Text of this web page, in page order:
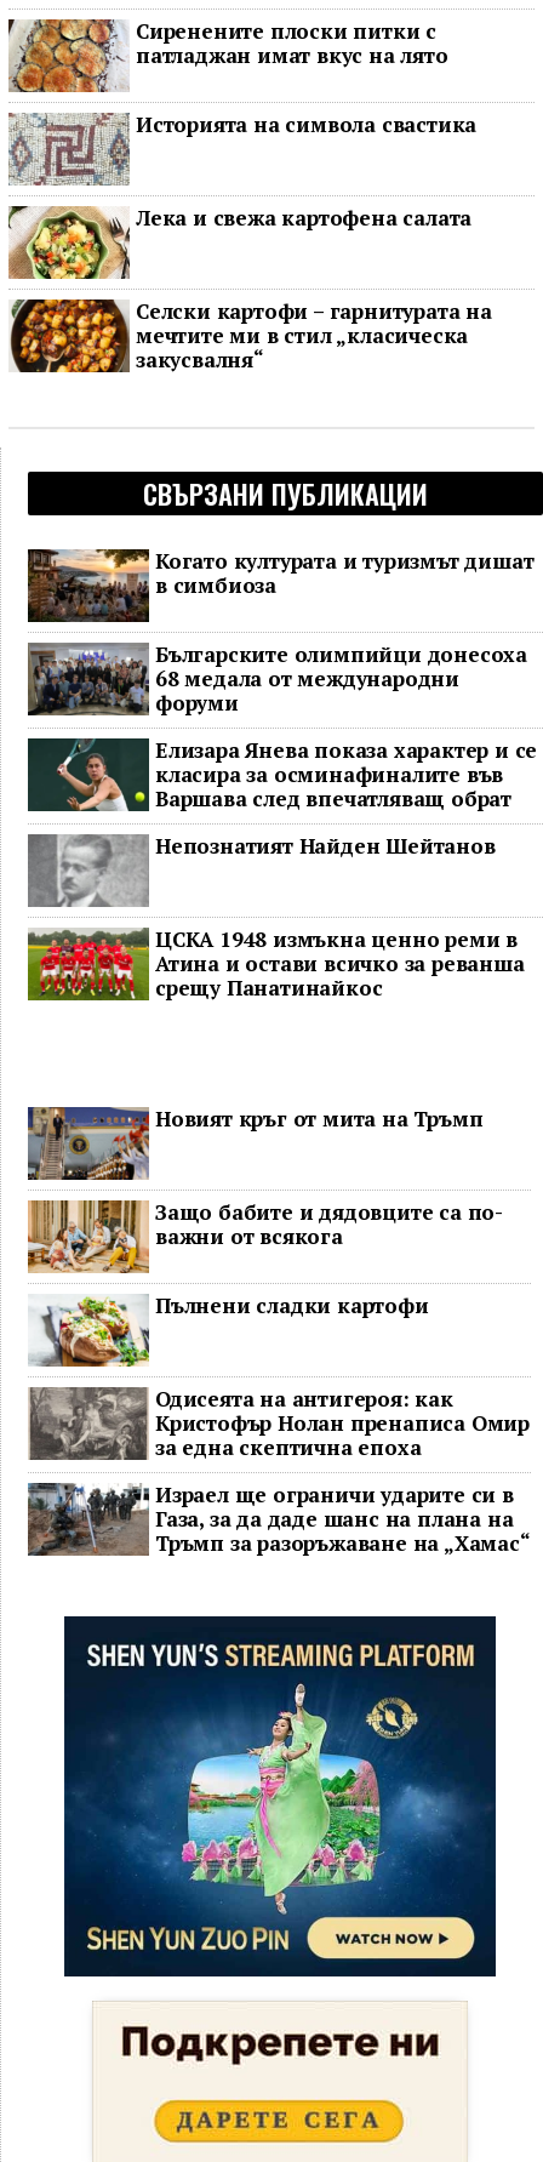
Сиренените плоски питки с
патладжан имат вкус на лято
Историята на символа свастика
Лека и свежа картофена салата
Селски картофи – гарнитурата на
мечтите ми в стил „класическа
закусвалня“
СВЪРЗАНИ ПУБЛИКАЦИИ
Когато културата и туризмът дишат
в симбиоза
Българските олимпийци донесоха
68 медала от международни
форуми
Елизара Янева показа характер и се
класира за осминафиналите във
Варшава след впечатляващ обрат
Непознатият Найден Шейтанов
ЦСКА 1948 измъкна ценно реми в
Атина и остави всичко за реванша
срещу Панатинайкос
Новият кръг от мита на Тръмп
Защо бабите и дядовците са по-
важни от всякога
Пълнени сладки картофи
Одисеята на антигероя: как
Кристофър Нолан пренаписа Омир
за една скептична епоха
Израел ще ограничи ударите си в
Газа, за да даде шанс на плана на
Тръмп за разоръжаване на „Хамас“